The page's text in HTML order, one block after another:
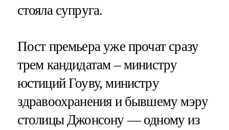
стояла супруга.
Пост премьера уже прочат сразу
трем кандидатам – министру
юстиций Гоуву, министру
здравоохранения и бывшему мэру
столицы Джонсону — одному из